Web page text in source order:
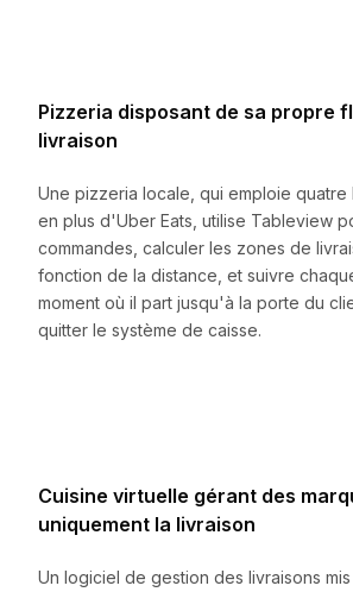
Pizzeria disposant de sa propre
livraison
Une pizzeria locale, qui emploie quatre
en plus d'Uber Eats, utilise Tableview
commandes, calculer les zones de
fonction de la distance, et suivre
moment où il part jusqu'à la porte du
quitter le système de caisse.
Cuisine virtuelle gérant des
uniquement la livraison
Un logiciel de gestion des livraisons